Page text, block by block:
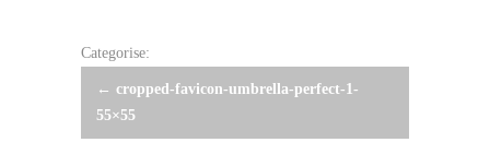
Categorise:
Post
navigation
← cropped-favicon-umbrella-perfect-1-
55×55